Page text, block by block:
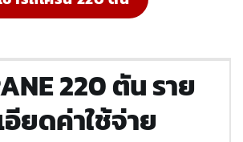
220 ตัน ราย
อียดค่าใช้จ่าย